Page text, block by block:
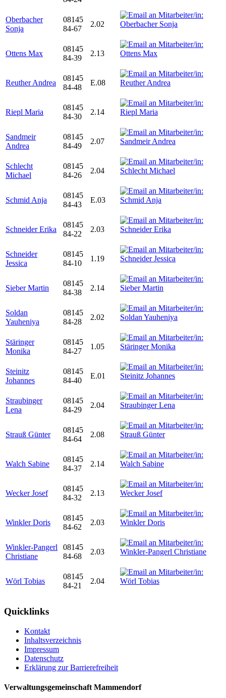
Oberbacher
Sonja
08145
84-67
2.02
Ottens Max
08145
84-39
2.13
Reuther Andrea
08145
84-48
E.08
Riepl Maria
08145
84-30
2.14
Sandmeir
Andrea
08145
84-49
2.07
Schlecht
Michael
08145
84-26
2.04
Schmid Anja
08145
84-43
E.03
Schneider Erika
08145
84-22
2.03
Schneider
Jessica
08145
84-10
1.19
Sieber Martin
08145
84-38
2.14
Soldan
Yauheniya
08145
84-28
2.02
Stäringer
Monika
08145
84-27
1.05
Steinitz
Johannes
08145
84-40
E.01
Straubinger
Lena
08145
84-29
2.04
Strauß Günter
08145
84-64
2.08
Walch Sabine
08145
84-37
2.14
Wecker Josef
08145
84-32
2.13
Winkler Doris
08145
84-62
2.03
Winkler-Pangerl
Christiane
08145
84-68
2.03
Wörl Tobias
08145
84-21
2.04
Quicklinks
Kontakt
Inhaltsverzeichnis
Impressum
Datenschutz
Erklärung zur Barrierefreiheit
Verwaltungsgemeinschaft Mammendorf